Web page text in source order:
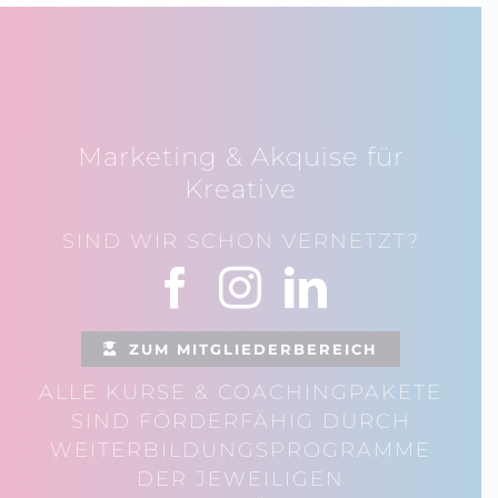
Marketing & Akquise für
Kreative
SIND WIR SCHON VERNETZT?
ZUM MITGLIEDERBEREICH
ALLE KURSE & COACHINGPAKETE
SIND FÖRDERFÄHIG DURCH
WEITERBILDUNGSPROGRAMME
DER JEWEILIGEN